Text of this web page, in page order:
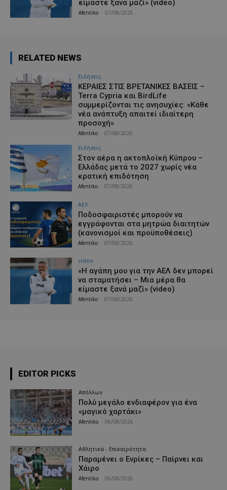
είμαστε ξανά μαζί» (video)
Afentiko 07/08/2026
RELATED NEWS
Ειδήσεις
ΚΕΡΑΙΕΣ ΣΤΙΣ ΒΡΕΤΑΝΙΚΕΣ ΒΑΣΕΙΣ –
Terra Cypria και BirdLife
συμμερίζονται τις ανησυχίες: «Κάθε
νέα ανάπτυξη απαιτεί ιδιαίτερη
προσοχή»
Afentiko 07/08/2026
Ειδήσεις
Στον αέρα η ακτοπλοϊκή Κύπρου –
Ελλάδας μετά το 2027 χωρίς νέα
κρατική επιδότηση
Afentiko 07/08/2026
ΑΕΛ
Ποδοσφαιριστές μπορούν να
εγγράφονται στα μητρώα διαιτητών
(κανονισμοί και προϋποθέσεις)
Afentiko 07/08/2026
video
«Η αγάπη μου για την ΑΕΛ δεν μπορεί
να σταματήσει – Μια μέρα θα
είμαστε ξανά μαζί» (video)
Afentiko 07/08/2026
EDITOR PICKS
Απόλλων
Πολύ μεγάλο ενδιαφέρον για ένα
«μαγικό χαρτάκι»
Afentiko 06/08/2026
Αθλητικά - Επικαιρότητα
Παραμένει ο Ενρίκες – Παίρνει και
Χάιρο
Afentiko 06/08/2026